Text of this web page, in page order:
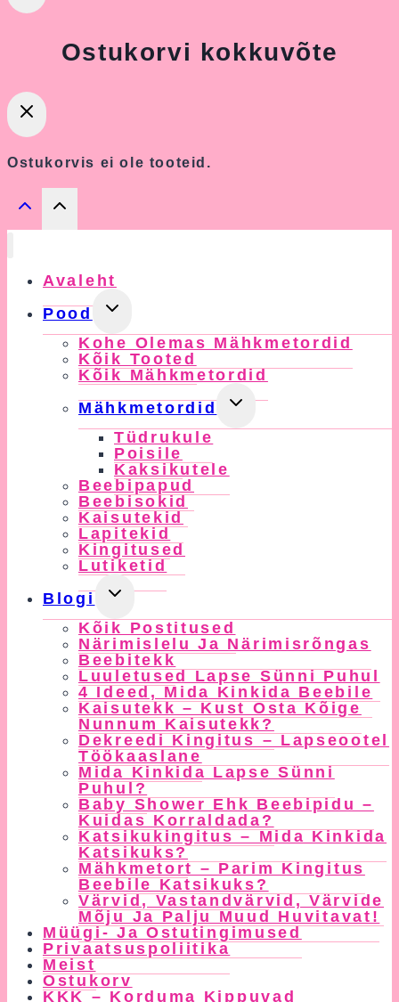
Ostukorvi kokkuvõte
Ostukorvis ei ole tooteid.
Avaleht
Pood
Toggle
Child
Menu
Kohe Olemas Mähkmetordid
Kõik Tooted
Kõik Mähkmetordid
Mähkmetordid
Toggle
Child
Tüdrukule
Poisile
Kaksikutele
Beebipapud
Beebisokid
Kaisutekid
Lapitekid
Kingitused
Lutiketid
Blogi
Toggle
Child
Menu
Kõik Postitused
Närimislelu Ja Närimisrõngas
Beebitekk
Luuletused Lapse Sünni Puhul
4 Ideed, Mida Kinkida Beebile
Kaisutekk – Kust Osta Kõige
Nunnum Kaisutekk?
Dekreedi Kingitus – Lapseootel
Töökaaslane
Mida Kinkida Lapse Sünni
Puhul?
Baby Shower Ehk Beebipidu –
Kuidas Korraldada?
Katsikukingitus – Mida Kinkida
Katsikuks?
Mähkmetort – Parim Kingitus
Beebile Katsikuks?
Värvid, Vastandvärvid, Värvide
Mõju Ja Palju Muud Huvitavat!
Müügi- Ja Ostutingimused
Privaatsuspoliitika
Meist
Ostukorv
KKK – Korduma Kippuvad